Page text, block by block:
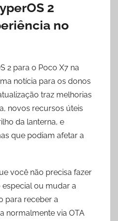
2
no
2 para o Poco X7 na
notícia para os donos
traz melhorias
novos recursos úteis
da lanterna, e
que podiam afetar a
você não precisa fazer
ou mudar a
para receber a
normalmente via OTA